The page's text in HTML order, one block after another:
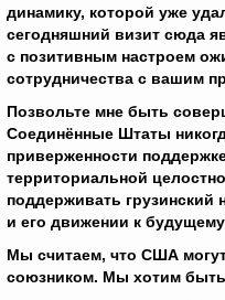
динамику, которой уже
сегодняшний визит сюда
с позитивным настроем
сотрудничества с вашим
Позвольте мне быть
Соединённые Штаты
приверженности
территориальной
поддерживать грузинский
и его движении к
Мы считаем, что США
союзником. Мы хотим